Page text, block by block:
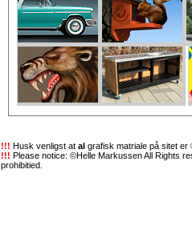
!!! Husk venligst at al grafisk matriale på sitet
!!! Please notice: ©Helle Markussen All Rights
prohibitied.